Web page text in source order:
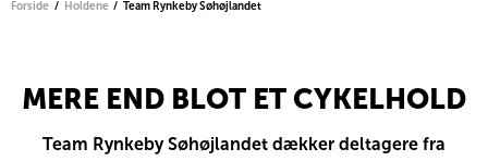
Forside Holdene Team Rynkeby Søhøjlandet
MERE END BLOT ET CYKELHOLD
Team Rynkeby Søhøjlandet dækker deltagere fra